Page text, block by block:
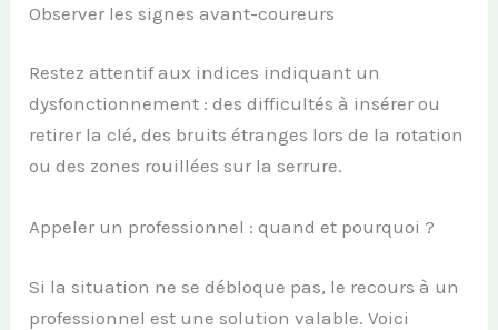
Observer les signes avant-coureurs
Restez attentif aux indices indiquant un
dysfonctionnement : des difficultés à insérer ou
retirer la clé, des bruits étranges lors de la rotation
ou des zones rouillées sur la serrure.
Appeler un professionnel : quand et pourquoi ?
Si la situation ne se débloque pas, le recours à un
professionnel est une solution valable. Voici